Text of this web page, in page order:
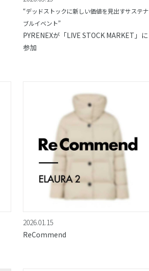
“デッドストックに新しい価値を見出すサステナ
ブルイベント”
PYRENEXが「LIVE STOCK MARKET」に
参加
2026.01.15
ReCommend